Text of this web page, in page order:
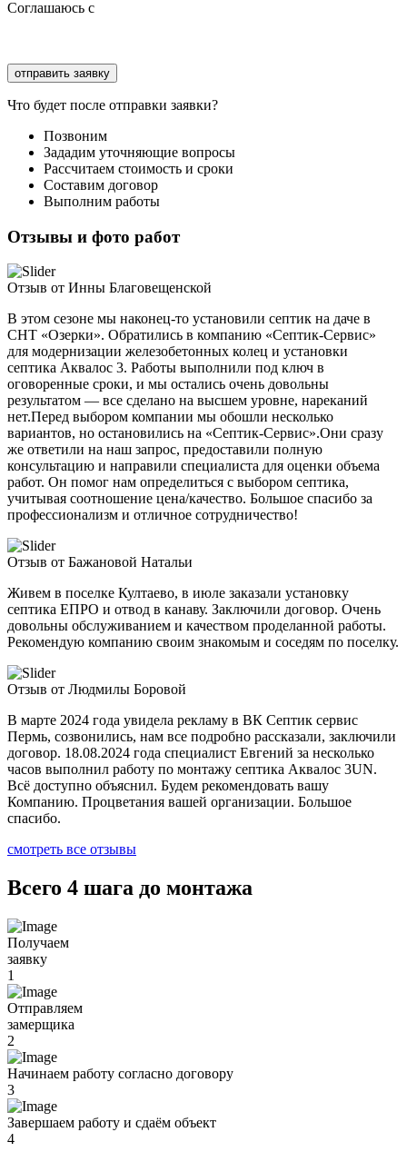
Соглашаюсь с
Что будет после отправки заявки?
Позвоним
Зададим уточняющие вопросы
Рассчитаем стоимость и сроки
Составим договор
Выполним работы
Отзывы и фото работ
Отзыв от Инны Благовещенской
В этом сезоне мы наконец-то установили септик на даче в
СНТ «Озерки». Обратились в компанию «Септик-Сервис»
для модернизации железобетонных колец и установки
септика Аквалос 3. Работы выполнили под ключ в
оговоренные сроки, и мы остались очень довольны
результатом — все сделано на высшем уровне, нареканий
нет.Перед выбором компании мы обошли несколько
вариантов, но остановились на «Септик-Сервис».Они сразу
же ответили на наш запрос, предоставили полную
консультацию и направили специалиста для оценки объема
работ. Он помог нам определиться с выбором септика,
учитывая соотношение цена/качество. Большое спасибо за
профессионализм и отличное сотрудничество!
Отзыв от Бажановой Натальи
Живем в поселке Култаево, в июле заказали установку
септика ЕПРО и отвод в канаву. Заключили договор. Очень
довольны обслуживанием и качеством проделанной работы.
Рекомендую компанию своим знакомым и соседям по поселку.
Отзыв от Людмилы Боровой
В марте 2024 года увидела рекламу в ВК Септик сервис
Пермь, созвонились, нам все подробно рассказали, заключили
договор. 18.08.2024 года специалист Евгений за несколько
часов выполнил работу по монтажу септика Аквалос 3UN.
Всё доступно объяснил. Будем рекомендовать вашу
Компанию. Процветания вашей организации. Большое
спасибо.
смотреть все отзывы
Всего 4 шага до монтажа
Получаем
заявку
1
Отправляем
замерщика
2
Начинаем работу согласно договору
3
Завершаем работу и сдаём объект
4